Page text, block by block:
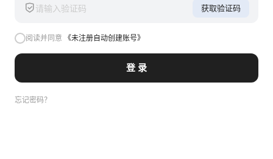
获取验证码
阅读并同意 《未注册自动创建账号》
登 录
忘记密码？